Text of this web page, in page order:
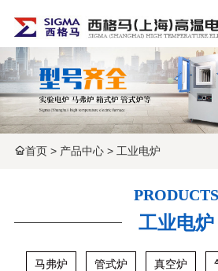
首页> 产品中心> 工业电炉
PRODUCTS
工业电炉
马弗炉 管式炉 真空炉